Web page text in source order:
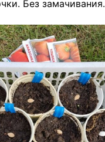
Без замачивания.